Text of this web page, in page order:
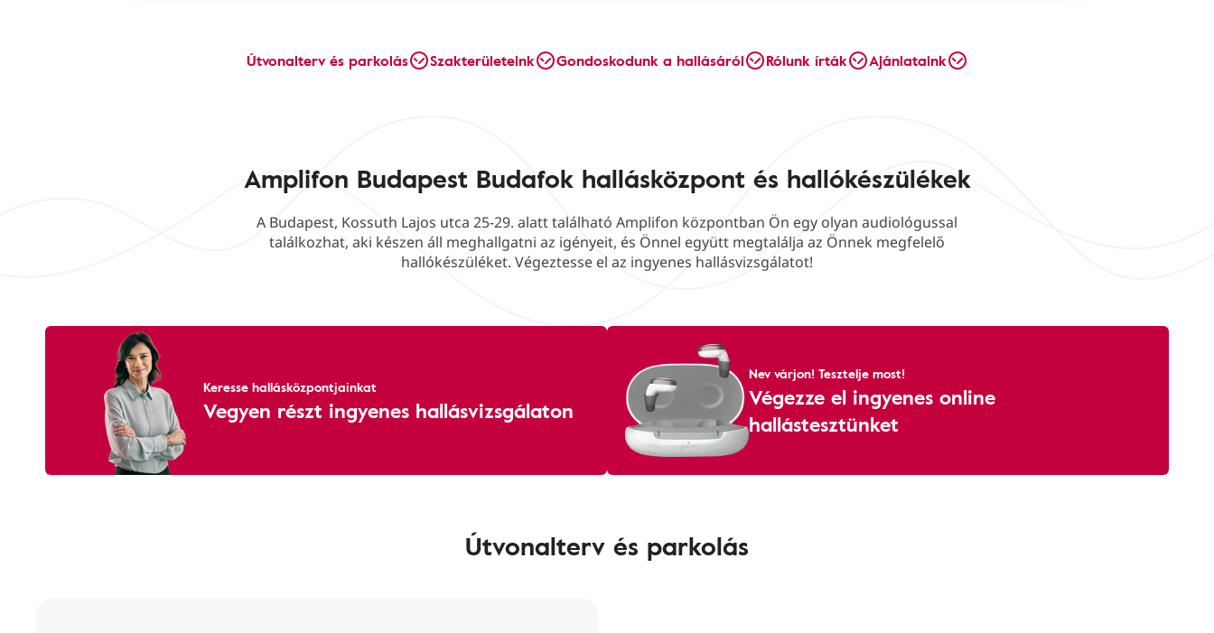
Útvonalterv és parkolás Szakterületeink Gondoskodunk a hallásáról Rólunk írták Ajánlataink
Amplifon Budapest Budafok hallásközpont és hallókészülékek
A Budapest, Kossuth Lajos utca 25-29. alatt található Amplifon központban Ön egy olyan audiológussal
találkozhat, aki készen áll meghallgatni az igényeit, és Önnel együtt megtalálja az Önnek megfelelő
hallókészüléket. Végeztesse el az ingyenes hallásvizsgálatot!
Keresse hallásközpontjainkat
Vegyen részt ingyenes hallásvizsgálaton
Nev várjon! Tesztelje most!
Végezze el ingyenes online
hallástesztünket
Útvonalterv és parkolás